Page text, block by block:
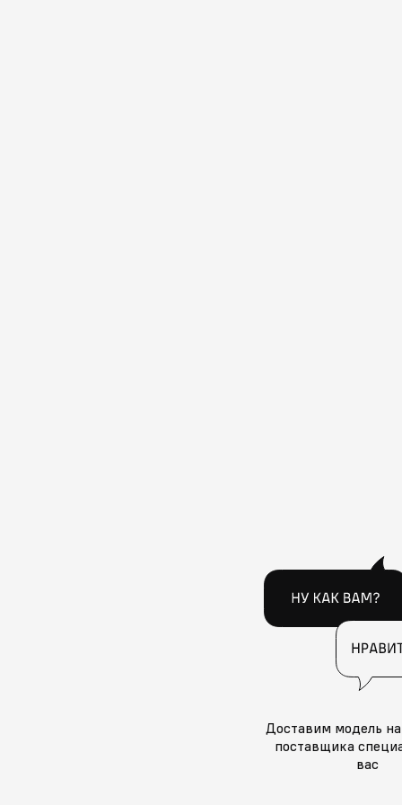
Доставим модель
поставщика
вас